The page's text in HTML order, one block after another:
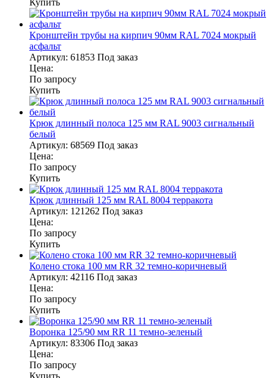
Кронштейн трубы на кирпич 90мм RAL 7024 мокрый
асфальт
Артикул: 61853 Под заказ
Цена:
По запросу
Купить
Крюк длинный полоса 125 мм RAL 9003 сигнальный
белый
Артикул: 68569 Под заказ
Цена:
По запросу
Купить
Крюк длинный 125 мм RAL 8004 терракота
Артикул: 121262 Под заказ
Цена:
По запросу
Купить
Колено стока 100 мм RR 32 темно-коричневый
Артикул: 42116 Под заказ
Цена:
По запросу
Купить
Воронка 125/90 мм RR 11 темно-зеленый
Артикул: 83306 Под заказ
Цена:
По запросу
Купить